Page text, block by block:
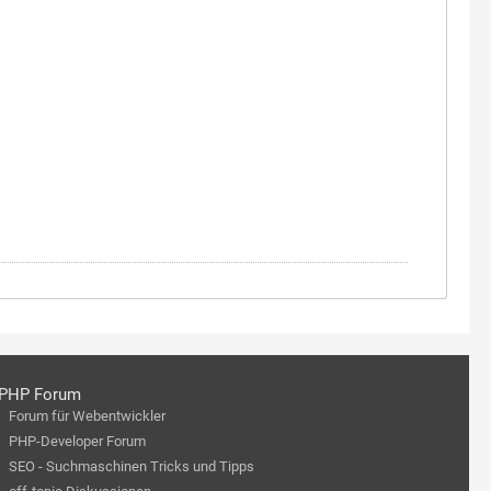
Forum
Forum für Webentwickler
PHP-Developer Forum
SEO - Suchmaschinen Tricks und Tipps